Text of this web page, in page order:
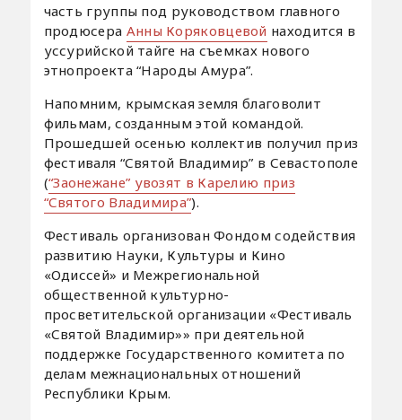
часть группы под руководством главного
продюсера Анны Коряковцевой находится в
уссурийской тайге на съемках нового
этнопроекта “Народы Амура”.
Напомним, крымская земля благоволит
фильмам, созданным этой командой.
Прошедшей осенью коллектив получил приз
фестиваля “Святой Владимир” в Севастополе
(“Заонежане” увозят в Карелию приз
“Святого Владимира”).
Фестиваль организован Фондом содействия
развитию Науки, Культуры и Кино
«Одиссей» и Межрегиональной
общественной культурно-
просветительской организации «Фестиваль
«Святой Владимир»» при деятельной
поддержке Государственного комитета по
делам межнациональных отношений
Республики Крым.